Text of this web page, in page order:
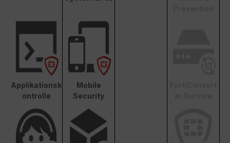
Applikationsk
ontrolle
Mobile
Security